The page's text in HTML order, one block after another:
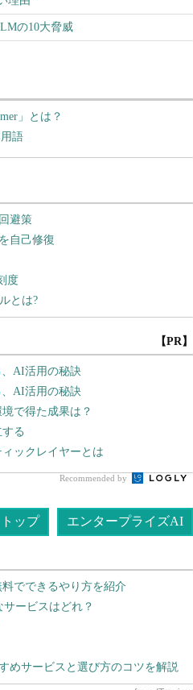
の10大脅威
」とは？
語
【PR】
AI活用の秘訣
AI活用の秘訣
で得た成果は？
る
ックレイヤーとは
Recommended by
トップ エンタープライズAI
でできるやり方を紹介
ービスはどれ？
めサービスと選び方のコツを解説